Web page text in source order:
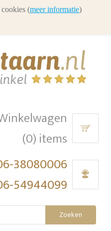
(0) items
38080006
54944099
Zoeken
(meer informatie)